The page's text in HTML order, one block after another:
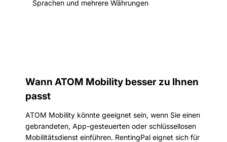
Sprachen und mehrere Währungen
Wann ATOM Mobility besser zu Ihnen
passt
ATOM Mobility könnte geeignet sein, wenn Sie einen
gebrandeten, App-gesteuerten oder schlüssellosen
Mobilitätsdienst einführen. RentingPal eignet sich für